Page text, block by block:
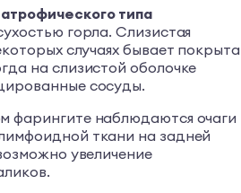
типа
горла. Слизистая
случаях бывает покрыта
на слизистой оболочке
сосуды.
фарингите наблюдаются очаги
ткани на задней
увеличение